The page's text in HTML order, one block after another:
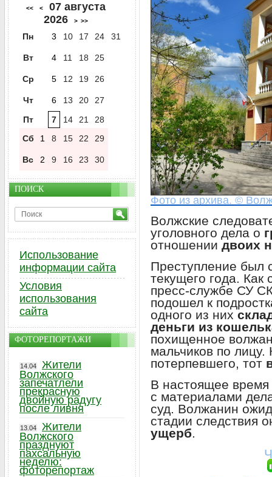
Фото из архива. ©
Волжские
уголовного дела о
отношении двоих
Преступление был
текущего года.
пресс-службе СУ
подошел к
одного из них
деньги из
похищенное
мальчиков по
потерпевшего, тот
В настоящее
с материалами
суд. Волжанин
стадии следствия
ущерб.
<< <
07 августа
2026
> >>
Пн 3 10 17 24 31
Вт 4 11 18 25
Ср 5 12 19 26
Чт 6 13 20
27
Пт
7 14 21
28
Сб
1 8 15 22 29
Вс 2 9 16 23 30
ПОИСК
Использование
информации сайта
Условия
использования
сайта
ФОТОРЕПОРТАЖИ
14.04
Жители
Волжского
запечатлели
прекрасную
двойную радугу
после ливня
13.04
Жители
Волжского
празднуют
пахсальную
неделю:
фоторепортаж